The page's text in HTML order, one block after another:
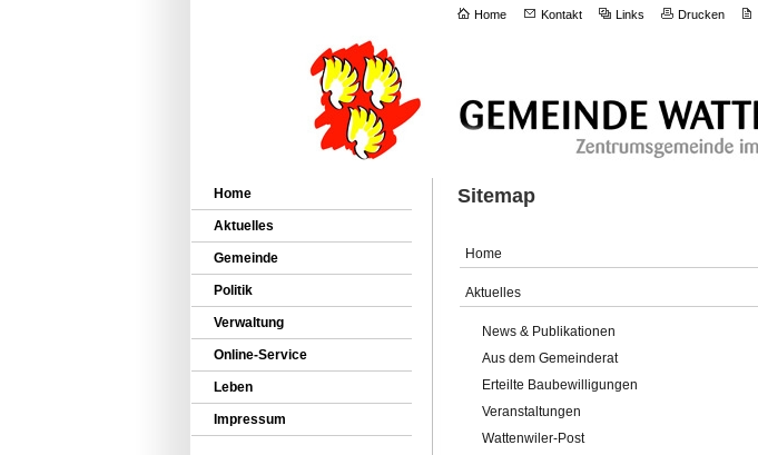
Home Kontakt Links Drucken
Home
Aktuelles
Gemeinde
Politik
Verwaltung
Online-Service
Leben
Impressum
Sitemap
Home
Aktuelles
News & Publikationen
Aus dem Gemeinderat
Erteilte Baubewilligungen
Veranstaltungen
Wattenwiler-Post